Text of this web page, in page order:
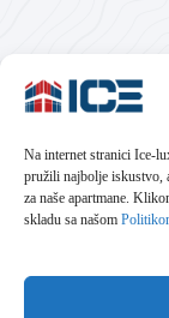
Na internet stranici Ice-
pružili najbolje iskustvo,
za naše apartmane.
skladu sa našom